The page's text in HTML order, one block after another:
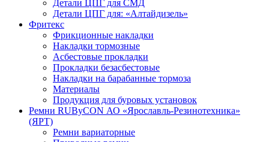
Детали ЦПГ для СМД
Детали ЦПГ для: «Алтайдизель»
Фритекс
Фрикционные накладки
Накладки тормозные
Асбестовые прокладки
Прокладки безасбестовые
Накладки на барабанные тормоза
Материалы
Продукция для буровых установок
Ремни RUByCON АО «Ярославль-Резинотехника»
(ЯРТ)
Ремни вариаторные